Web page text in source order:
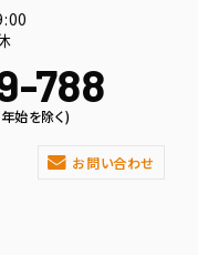
788
始を除く)
お問い合わせ